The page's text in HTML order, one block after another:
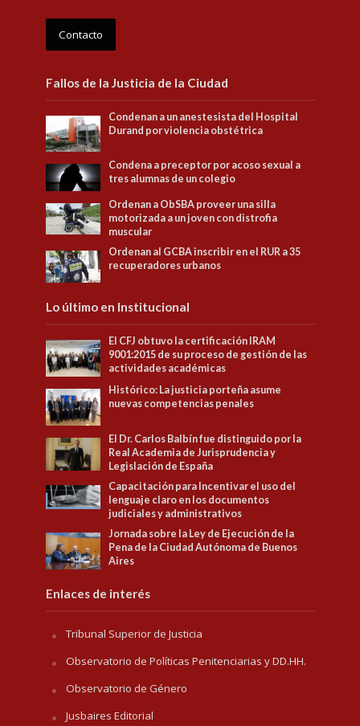
Contacto
Fallos de la Justicia de la Ciudad
Condenan a un anestesista del Hospital
Durand por violencia obstétrica
Condena a preceptor por acoso sexual a
tres alumnas de un colegio
Ordenan a ObSBA proveer una silla
motorizada a un joven con distrofia
muscular
Ordenan al GCBA inscribir en el RUR a 35
recuperadores urbanos
Lo último en Institucional
El CFJ obtuvo la certificación IRAM
9001:2015 de su proceso de gestión de las
actividades académicas
Histórico: La justicia porteña asume
nuevas competencias penales
El Dr. Carlos Balbín fue distinguido por la
Real Academia de Jurisprudencia y
Legislación de España
Capacitación para Incentivar el uso del
lenguaje claro en los documentos
judiciales y administrativos
Jornada sobre la Ley de Ejecución de la
Pena de la Ciudad Autónoma de Buenos
Aires
Enlaces de interés
Tribunal Superior de Justicia
Observatorio de Políticas Penitenciarias y DD.HH.
Observatorio de Género
Jusbaires Editorial